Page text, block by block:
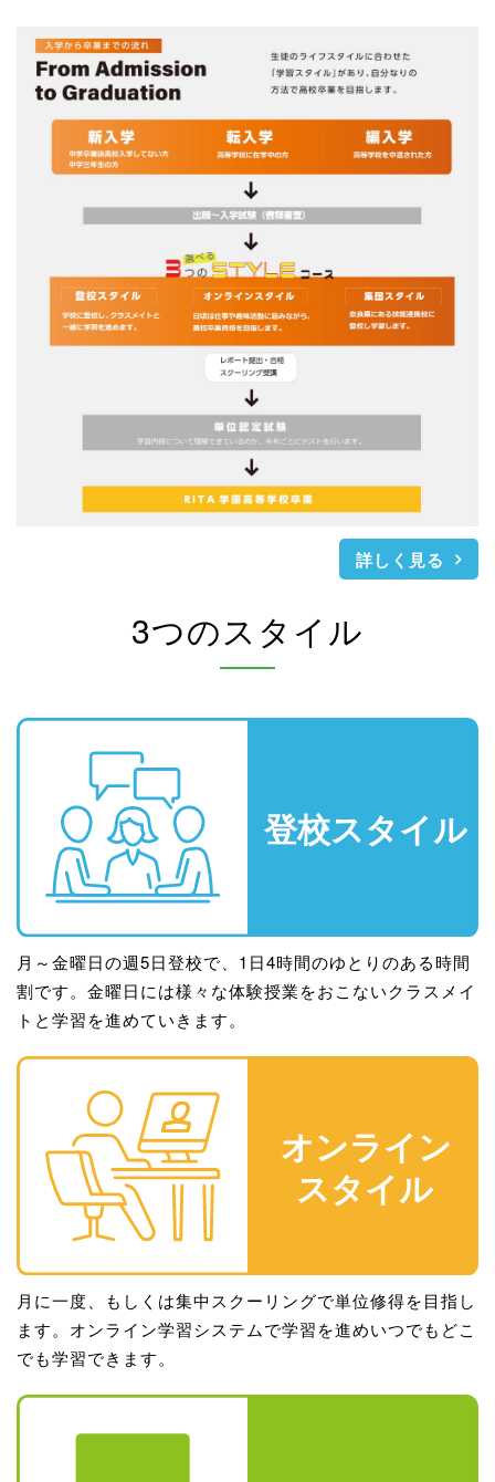
詳しく見る
3つのスタイル
月～金曜日の週5日登校で、1日4時間のゆとりのある時間
割です。金曜日には様々な体験授業をおこないクラスメイ
トと学習を進めていきます。
月に一度、もしくは集中スクーリングで単位修得を目指し
ます。オンライン学習システムで学習を進めいつでもどこ
でも学習できます。